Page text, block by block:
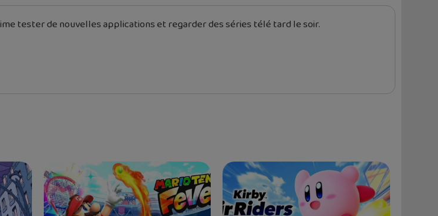
tester de nouvelles applications et regarder des séries télé tard le soir.